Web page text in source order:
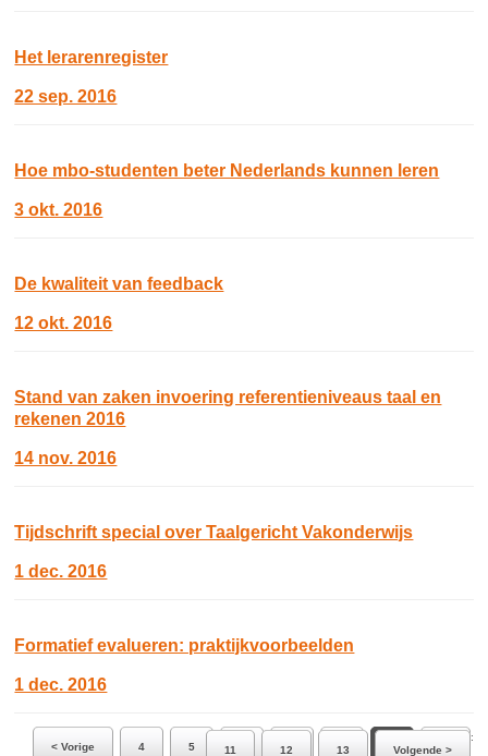
Het lerarenregister
22 sep. 2016
Hoe mbo-studenten beter Nederlands kunnen leren
3 okt. 2016
De kwaliteit van feedback
12 okt. 2016
Stand van zaken invoering referentieniveaus taal en
rekenen 2016
14 nov. 2016
Tijdschrift special over Taalgericht Vakonderwijs
1 dec. 2016
Formatief evalueren: praktijkvoorbeelden
1 dec. 2016
Ga naar pagina:
< Vorige
4 5 7 8 9 10
11 12 13 Volgende >